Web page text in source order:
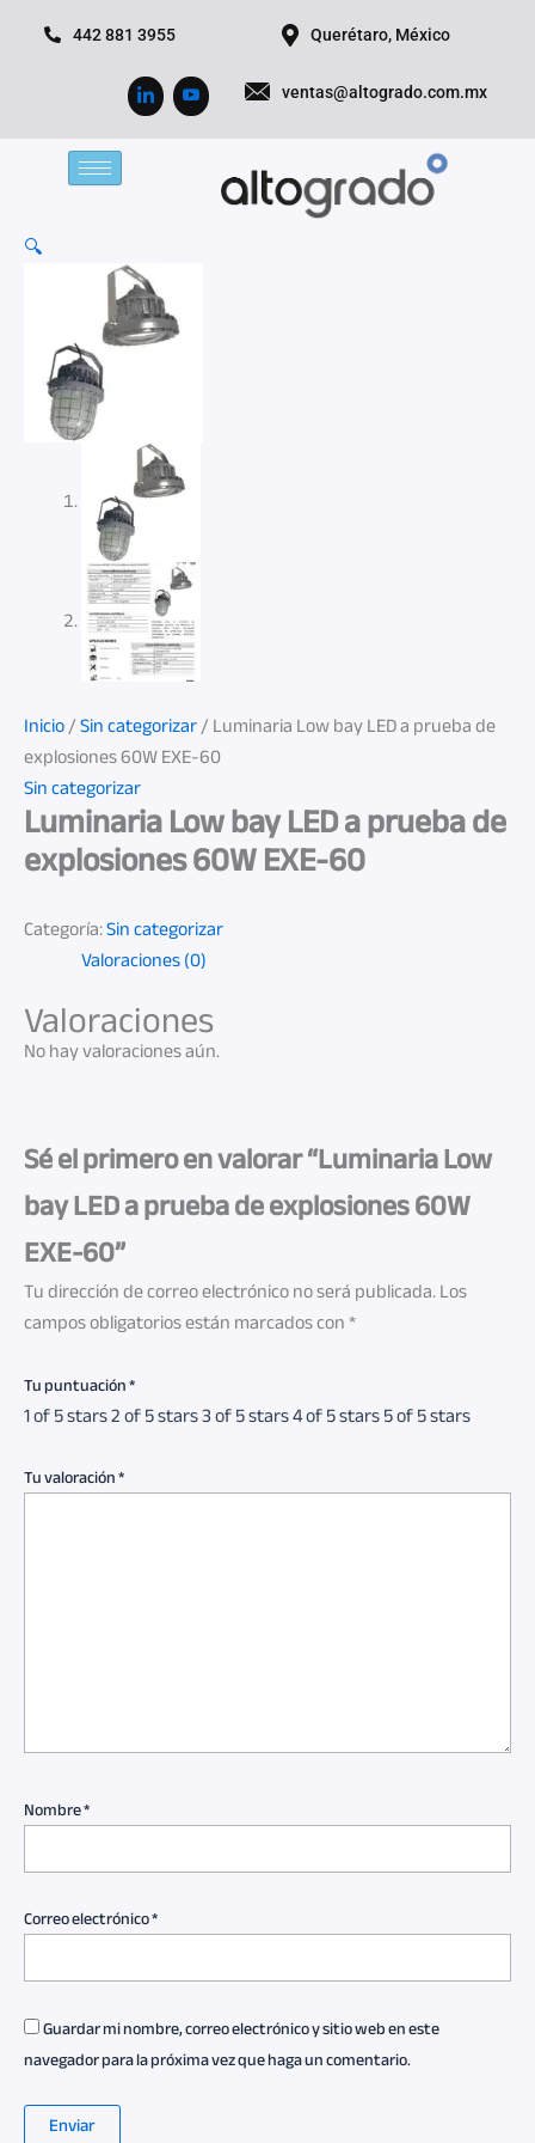
442 881 3955
ventas@altogrado.com.mx
Querétaro, México
🔍
Inicio/Sin categorizar/ Luminaria Low bay LED a prueba de
explosiones 60W EXE-60
Sin categorizar
Luminaria Low bay LED a prueba de
explosiones 60W EXE-60
Categoría:Sin categorizar
Valoraciones (0)
Valoraciones
No hay valoraciones aún.
Sé el primero en valorar “Luminaria Low
bay LED a prueba de explosiones 60W
EXE-60”
Tu dirección de correo electrónico no será publicada.Los
campos obligatorios están marcados con*
Tu puntuación*
1 of 5 stars2 of 5 stars3 of 5 stars4 of 5 stars5 of 5 stars
Tu valoración*
Nombre*
Correo electrónico*
Guardar mi nombre, correo electrónico y sitio web en este
navegador para la próxima vez que haga un comentario.